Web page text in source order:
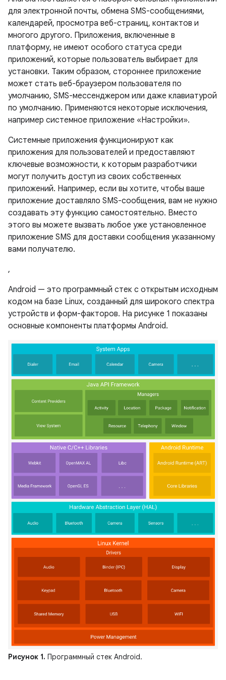
для электронной почты, обмена SMS-сообщениями,
календарей, просмотра веб-страниц, контактов и
многого другого. Приложения, включенные в
платформу, не имеют особого статуса среди
приложений, которые пользователь выбирает для
установки. Таким образом, стороннее приложение
может стать веб-браузером пользователя по
умолчанию, SMS-мессенджером или даже клавиатурой
по умолчанию. Применяются некоторые исключения,
например системное приложение «Настройки».
Системные приложения функционируют как
приложения для пользователей и предоставляют
ключевые возможности, к которым разработчики
могут получить доступ из своих собственных
приложений. Например, если вы хотите, чтобы ваше
приложение доставляло SMS-сообщения, вам не нужно
создавать эту функцию самостоятельно. Вместо
этого вы можете вызвать любое уже установленное
приложение SMS для доставки сообщения указанному
вами получателю.
,
Android — это программный стек с открытым исходным
кодом на базе Linux, созданный для широкого спектра
устройств и форм-факторов. На рисунке 1 показаны
основные компоненты платформы Android.
Рисунок 1. Программный стек Android.